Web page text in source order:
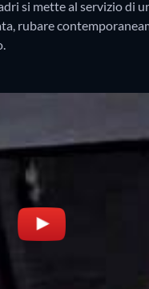
si mette al servizio di
rubare